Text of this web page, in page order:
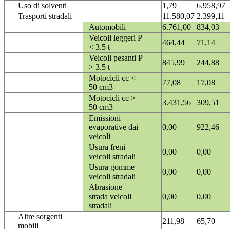
Uso di solventi 1,79
6.958,97
Trasporti stradali
11.580,07 2.399,11
Automobili
6.761,00
834,03
Veicoli leggeri P
< 3.5 t
464,44
71,14
Veicoli pesanti P
> 3.5 t
845,99
244,88
Motocicli cc <
50 cm3
77,08
17,08
Motocicli cc >
50 cm3
3.431,56
309,51
Emissioni
evaporative dai
veicoli
0,00 922,46
Usura freni
veicoli stradali
0,00
0,00
Usura gomme
veicoli stradali
0,00
0,00
Abrasione
strada veicoli
stradali
0,00 0,00
Altre sorgenti
mobili
211,98 65,70